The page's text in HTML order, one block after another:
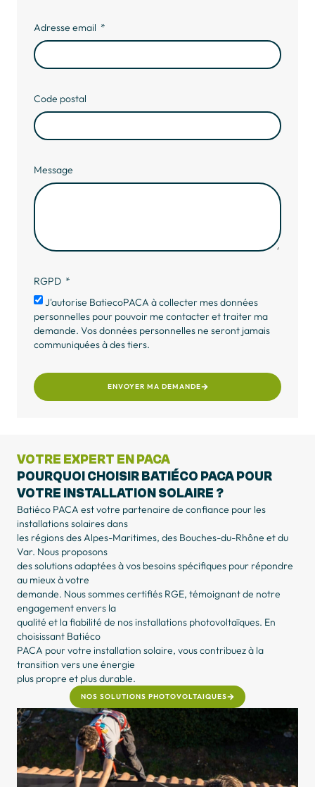
Adresse email
Code postal
Message
RGPD
J'autorise BatiecoPACA à collecter mes données
personnelles pour pouvoir me contacter et traiter ma
demande. Vos données personnelles ne seront jamais
communiquées à des tiers.
ENVOYER MA DEMANDE
VOTRE EXPERT EN PACA
POURQUOI CHOISIR BATIÉCO PACA POUR
VOTRE INSTALLATION SOLAIRE ?
Batiéco PACA est votre partenaire de confiance pour les
installations solaires dans
les régions des Alpes-Maritimes, des Bouches-du-Rhône et du
Var. Nous proposons
des solutions adaptées à vos besoins spécifiques pour répondre
au mieux à votre
demande. Nous sommes certifiés RGE, témoignant de notre
engagement envers la
qualité et la fiabilité de nos installations photovoltaïques. En
choisissant Batiéco
PACA pour votre installation solaire, vous contribuez à la
transition vers une énergie
plus propre et plus durable.
NOS SOLUTIONS PHOTOVOLTAIQUES